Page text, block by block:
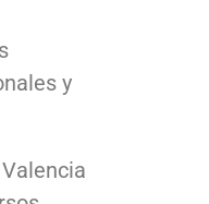
y